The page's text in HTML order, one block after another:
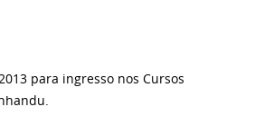
para ingresso nos Cursos